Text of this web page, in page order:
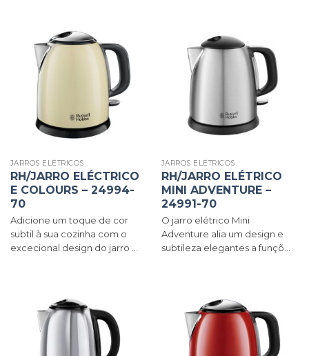
JARROS ELÉTRICOS
RH/JARRO ELÉCTRICO
E COLOURS – 24994-
70
Adicione um toque de cor
subtil à sua cozinha com o
excecional design do jarro ...
JARROS ELÉTRICOS
RH/JARRO ELÉTRICO
MINI ADVENTURE –
24991-70
O jarro elétrico Mini
Adventure alia um design e
subtileza elegantes a funçõ...